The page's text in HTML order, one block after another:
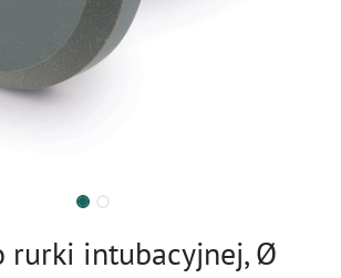
rurki intubacyjnej, Ø